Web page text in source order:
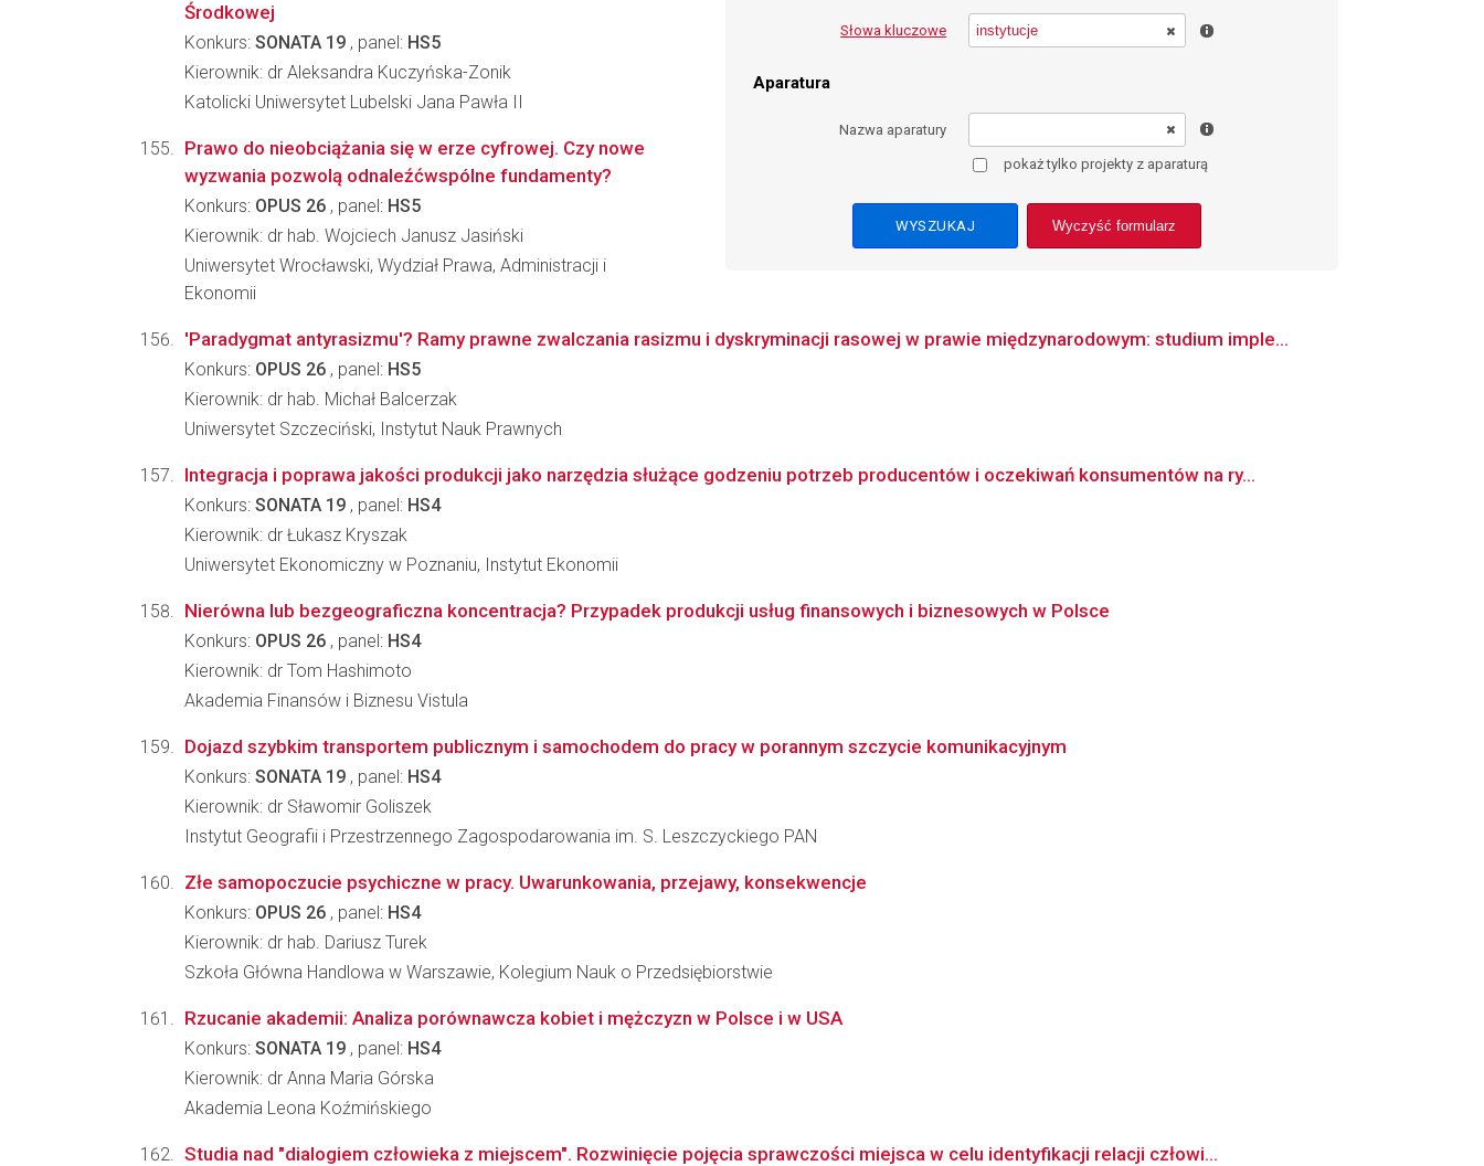
Słowa kluczowe
Aparatura
Nazwa aparatury
pokaż tylko projekty z aparaturą
Wyczyść formularz
Środkowej
Konkurs: SONATA 19 , panel: HS5
Kierownik: dr Aleksandra Kuczyńska-Zonik
Katolicki Uniwersytet Lubelski Jana Pawła II
Prawo do nieobciążania się w erze cyfrowej. Czy nowe
wyzwania pozwolą odnaleźćwspólne fundamenty?
Konkurs: OPUS 26 , panel: HS5
Kierownik: dr hab. Wojciech Janusz Jasiński
Uniwersytet Wrocławski, Wydział Prawa, Administracji i
Ekonomii
'Paradygmat antyrasizmu'? Ramy prawne zwalczania rasizmu i dyskryminacji rasowej w prawie międzynarodowym: studium imple...
Konkurs: OPUS 26 , panel: HS5
Kierownik: dr hab. Michał Balcerzak
Uniwersytet Szczeciński, Instytut Nauk Prawnych
Integracja i poprawa jakości produkcji jako narzędzia służące godzeniu potrzeb producentów i oczekiwań konsumentów na ry...
Konkurs: SONATA 19 , panel: HS4
Kierownik: dr Łukasz Kryszak
Uniwersytet Ekonomiczny w Poznaniu, Instytut Ekonomii
Nierówna lub bezgeograficzna koncentracja? Przypadek produkcji usług finansowych i biznesowych w Polsce
Konkurs: OPUS 26 , panel: HS4
Kierownik: dr Tom Hashimoto
Akademia Finansów i Biznesu Vistula
Dojazd szybkim transportem publicznym i samochodem do pracy w porannym szczycie komunikacyjnym
Konkurs: SONATA 19 , panel: HS4
Kierownik: dr Sławomir Goliszek
Instytut Geografii i Przestrzennego Zagospodarowania im. S. Leszczyckiego PAN
Złe samopoczucie psychiczne w pracy. Uwarunkowania, przejawy, konsekwencje
Konkurs: OPUS 26 , panel: HS4
Kierownik: dr hab. Dariusz Turek
Szkoła Główna Handlowa w Warszawie, Kolegium Nauk o Przedsiębiorstwie
Rzucanie akademii: Analiza porównawcza kobiet i mężczyzn w Polsce i w USA
Konkurs: SONATA 19 , panel: HS4
Kierownik: dr Anna Maria Górska
Akademia Leona Koźmińskiego
Studia nad "dialogiem człowieka z miejscem". Rozwinięcie pojęcia sprawczości miejsca w celu identyfikacji relacji człowi...